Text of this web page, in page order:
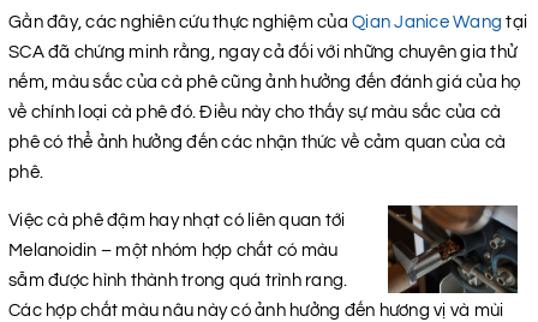
Gần đây, các nghiên cứu thực nghiệm của Qian Janice Wang tại
SCA đã chứng minh rằng, ngay cả đối với những chuyên gia thử
nếm, màu sắc của cà phê cũng ảnh hưởng đến đánh giá của họ
về chính loại cà phê đó. Điều này cho thấy sự màu sắc của cà
phê có thể ảnh hưởng đến các nhận thức về cảm quan của cà
phê.
Việc cà phê đậm hay nhạt có liên quan tới
Melanoidin – một nhóm hợp chất có màu
sẫm được hình thành trong quá trình rang.
Các hợp chất màu nâu này có ảnh hưởng đến hương vị và mùi